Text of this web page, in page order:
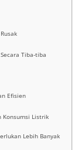
Tiba-tiba
Efisien
Konsumsi Listrik
Lebih Banyak